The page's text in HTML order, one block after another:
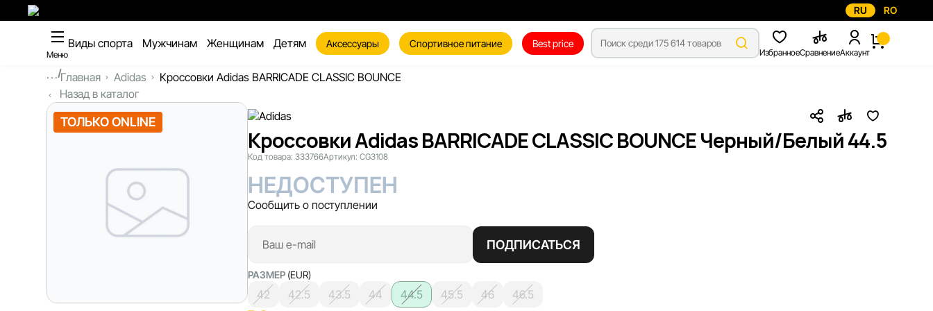
RU RO
Меню
Виды спорта Мужчинам Женщинам Детям Аксессуары Спортивное питание Best price
ИзбранноеСравнениеАккаунт
...Главная Adidas
Кроссовки Adidas BARRICADE CLASSIC BOUNCE
Назад в каталог
ТОЛЬКО ONLINE
Кроссовки Adidas BARRICADE CLASSIC BOUNCE Черный/Белый 44.5
Код товара: 333766Артикул: CG3108
НЕДОСТУПЕН
Сообщить о поступлении
ПОДПИСАТЬСЯ
РАЗМЕР (EUR)
42 42.5 43.5 44 44.5 45.5 46
46.5